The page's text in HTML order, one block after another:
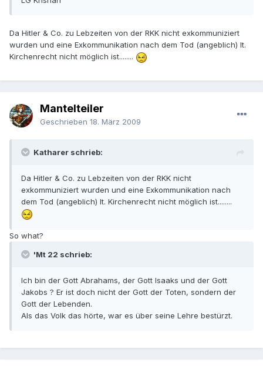
Da Hitler & Co. zu Lebzeiten von der RKK nicht exkommuniziert
wurden und eine Exkommunikation nach dem Tod (angeblich) lt.
Kirchenrecht nicht möglich ist........
Mantelteiler
Geschrieben 18. März 2009
Katharer schrieb:
Da Hitler & Co. zu Lebzeiten von der RKK nicht
exkommuniziert wurden und eine Exkommunikation nach
dem Tod (angeblich) lt. Kirchenrecht nicht möglich ist........
So what?
'Mt 22 schrieb:
Ich bin der Gott Abrahams, der Gott Isaaks und der Gott
Jakobs ? Er ist doch nicht der Gott der Toten, sondern der
Gott der Lebenden.
Als das Volk das hörte, war es über seine Lehre bestürzt.